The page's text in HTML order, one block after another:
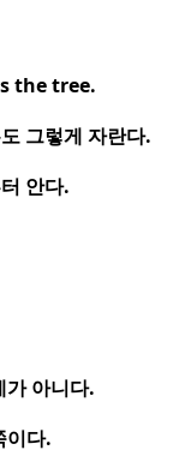
the tree.
그렇게 자란다.
안다.
가 아니다.
이다.